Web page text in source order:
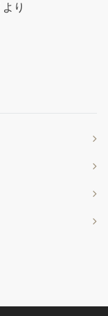
より